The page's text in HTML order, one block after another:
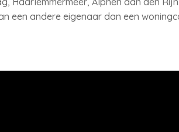
een andere eigenaar dan een